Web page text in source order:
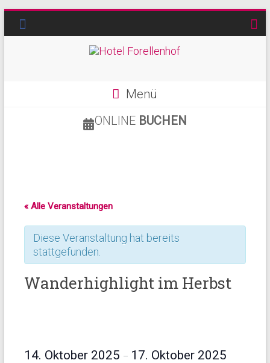
Menü
ONLINE BUCHEN
« Alle Veranstaltungen
Diese Veranstaltung hat bereits
stattgefunden.
Wanderhighlight im Herbst
14. Oktober 2025 – 17. Oktober 2025